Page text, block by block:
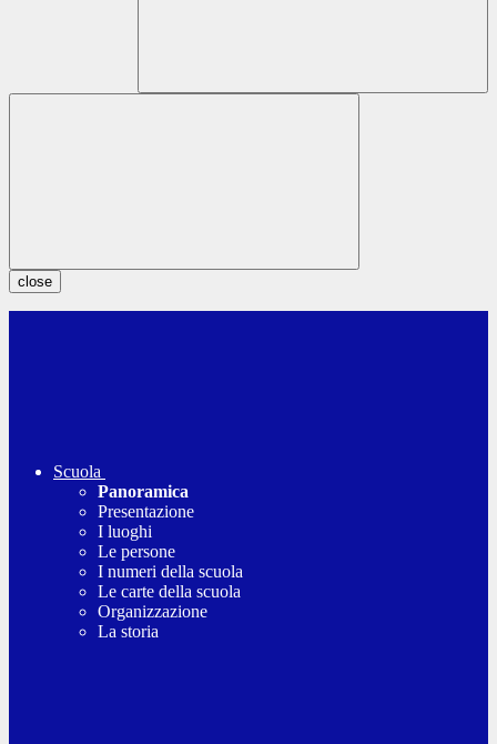
close
Scuola
Panoramica
Presentazione
I luoghi
Le persone
I numeri della scuola
Le carte della scuola
Organizzazione
La storia